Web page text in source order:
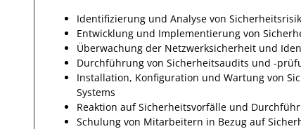
Identifizierung und Analyse von
Entwicklung und Implementierung von
Überwachung der Netzwerksicherheit und
Durchführung von Sicherheitsaudits und -
Installation, Konfiguration und Wartung von
Systems
Reaktion auf Sicherheitsvorfälle und
Schulung von Mitarbeitern in Bezug auf